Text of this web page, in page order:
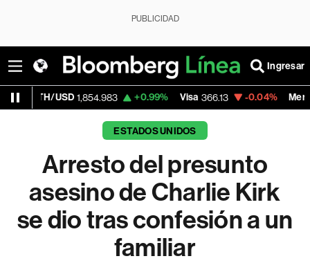
PUBLICIDAD
Ingresar
1,854.983 +0.99% Visa 366.13 -0.04% MercadoLibre
ESTADOS UNIDOS
Arresto del presunto
asesino de Charlie Kirk
se dio tras confesión a un
familiar